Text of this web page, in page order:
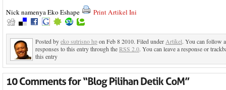
Nick namenya Eko Eshape Print Artikel Ini
Posted byeko sutrisno hpon Feb 8 2010. Filed under Artikel. You can follow
responses to this entry through theRSS 2.0. You can leave a response or
this entry